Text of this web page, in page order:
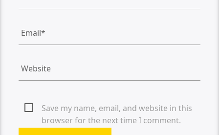
Save my name, email, and website in this
browser for the next time I comment.